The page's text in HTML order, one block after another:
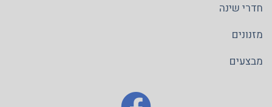
חדרי שינה
מזנונים
מבצעים